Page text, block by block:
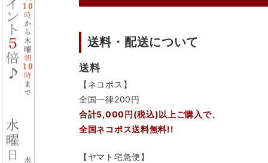
送料・配送について
送料
【ネコポス】
全国一律200円
合計5,000円(税込)以上ご購入で、
全国ネコポス送料無料!!
【ヤマト宅急便】